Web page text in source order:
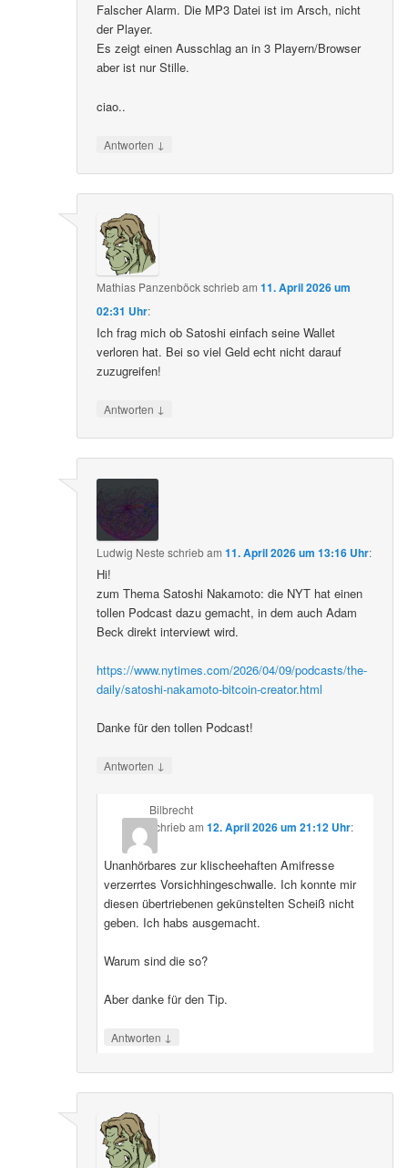
Falscher Alarm. Die MP3 Datei ist im Arsch, nicht
der Player.
Es zeigt einen Ausschlag an in 3 Playern/Browser
aber ist nur Stille.
ciao..
Antworten ↓
Mathias Panzenböckschriebam11. April 2026 um
02:31 Uhr:
Ich frag mich ob Satoshi einfach seine Wallet
verloren hat. Bei so viel Geld echt nicht darauf
zuzugreifen!
Antworten ↓
Ludwig Neste schriebam11. April 2026 um 13:16 Uhr:
Hi!
zum Thema Satoshi Nakamoto: die NYT hat einen
tollen Podcast dazu gemacht, in dem auch Adam
Beck direkt interviewt wird.
https://www.nytimes.com/2026/04/09/podcasts/the-
daily/satoshi-nakamoto-bitcoin-creator.html
Danke für den tollen Podcast!
Antworten ↓
Bilbrecht
schriebam 12. April 2026 um 21:12 Uhr:
Unanhörbares zur klischeehaften Amifresse
verzerrtes Vorsichhingeschwalle. Ich konnte mir
diesen übertriebenen gekünstelten Scheiß nicht
geben. Ich habs ausgemacht.
Warum sind die so?
Aber danke für den Tip.
Antworten ↓